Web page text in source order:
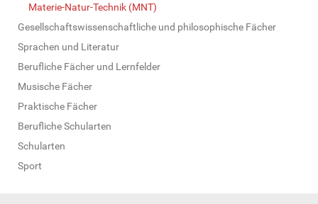
Materie-Natur-Technik (MNT)
Gesellschaftswissenschaftliche und philosophische Fächer
Sprachen und Literatur
Berufliche Fächer und Lernfelder
Musische Fächer
Praktische Fächer
Berufliche Schularten
Schularten
Sport